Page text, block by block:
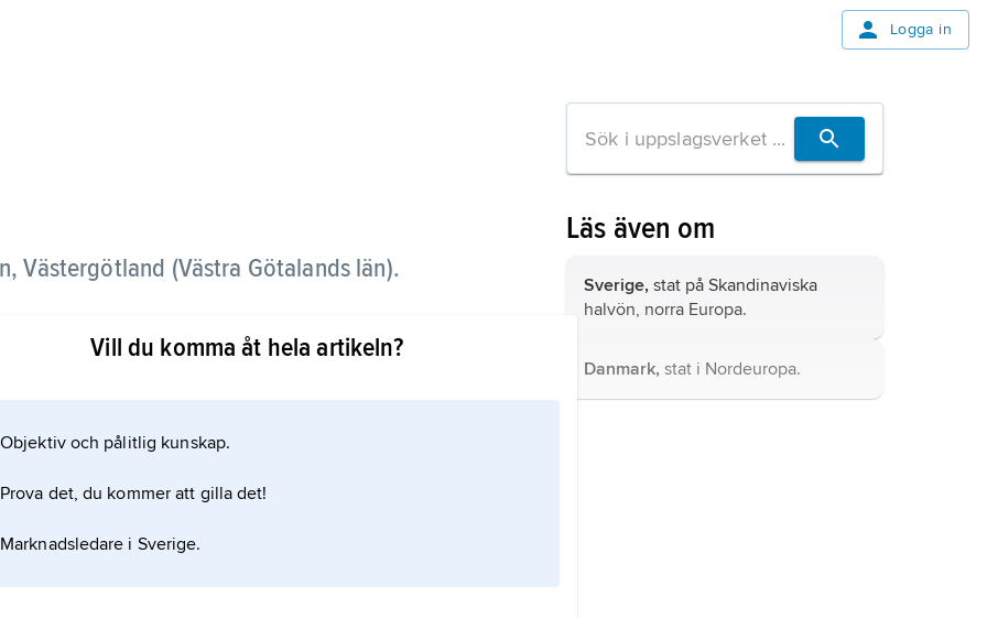
Logga in
Västergötland (Västra Götalands län).
huvudbyggnaden av sten härstammar troligen
på 1500- och 1600-talen. Dess
tillkom vid en omfattande om- och tillbyggnad
Sedan 1782 är K. i friherrliga ätten
Vill du komma åt hela artikeln?
Objektiv och pålitlig kunskap.
Prova det, du kommer att gilla det!
Marknadsledare i Sverige.
Läs även om
Sverige, stat på Skandinaviska
halvön, norra Europa.
Danmark, stat i Nordeuropa.